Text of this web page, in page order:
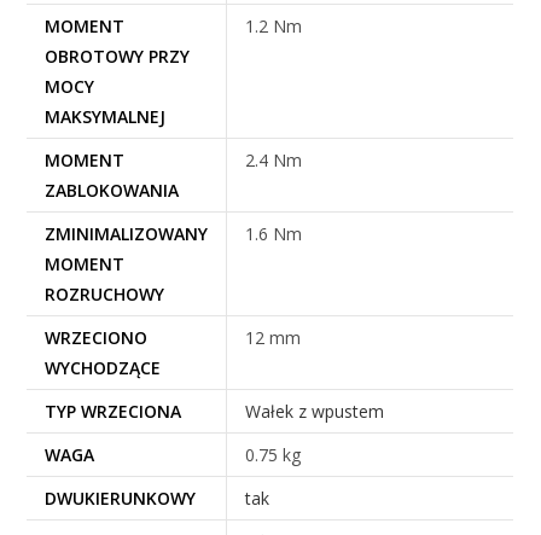
MOMENT
OBROTOWY PRZY
MOCY
MAKSYMALNEJ
1.2 Nm
MOMENT
ZABLOKOWANIA
2.4 Nm
ZMINIMALIZOWANY
MOMENT
ROZRUCHOWY
1.6 Nm
WRZECIONO
WYCHODZĄCE
12 mm
TYP WRZECIONA
Wałek z wpustem
WAGA
0.75 kg
DWUKIERUNKOWY
tak